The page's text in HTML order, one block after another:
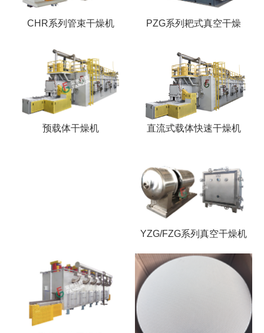
CHR系列管束干燥机 PZG系列耙式真空干燥
预载体干燥机 直流式载体快速干燥机
YZG/FZG系列真空干燥机